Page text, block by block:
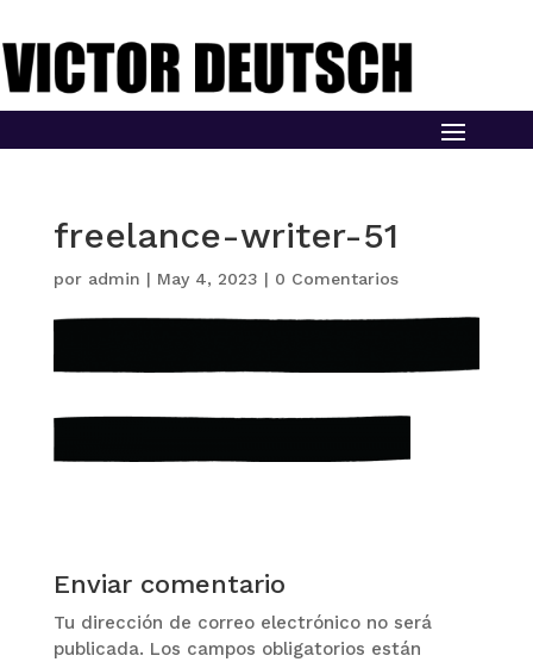
freelance-writer-51
por admin | May 4, 2023 | 0 Comentarios
Enviar comentario
Tu dirección de correo electrónico no será
publicada. Los campos obligatorios están